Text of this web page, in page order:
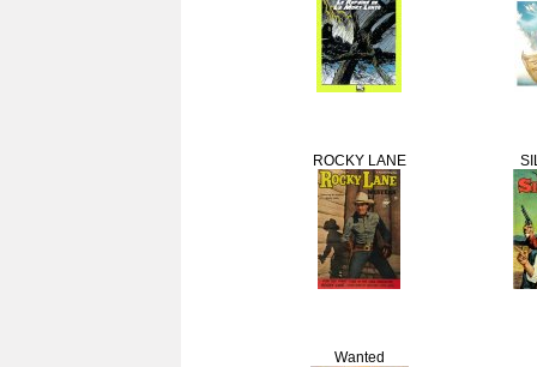
ROCKY LANE
Wanted